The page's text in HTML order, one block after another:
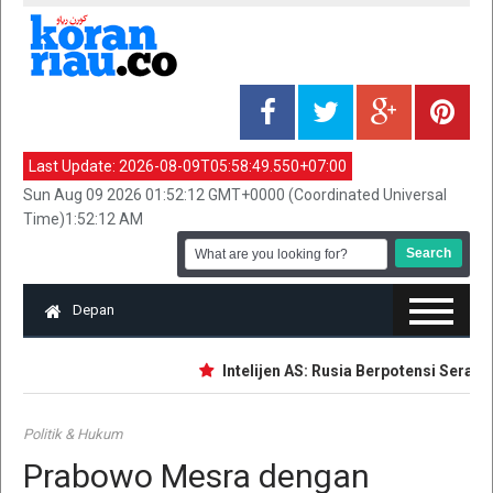
Last Update: 2026-08-09T05:58:49.550+07:00
Sun Aug 09 2026 01:52:12 GMT+0000 (Coordinated Universal
Time)1:52:12 AM
Depan
Intelijen AS: Rusia Berpotensi Serang
Politik & Hukum
Prabowo Mesra dengan